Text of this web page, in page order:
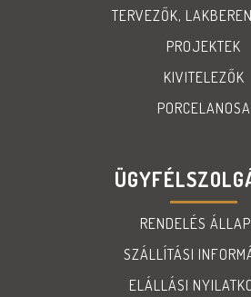
TERVEZŐK,
PROJEKTEK
KIVITELEZŐK
PORCELANOSA
RENDELÉS
SZÁLLÍTÁSI
ELÁLLÁSI